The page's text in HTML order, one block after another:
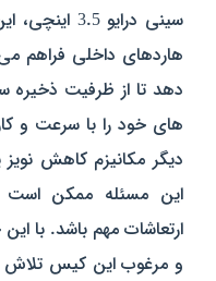
سینی
هاردهای داخلی فراهم
دهد تا از ظرفیت ذخیره‌
های خود را با سرعت و
دیگر مکانیزم کاهش
این مسئله ممکن است
ارتعاشات مهم باشد. با
و مرغوب این کیس تلاش